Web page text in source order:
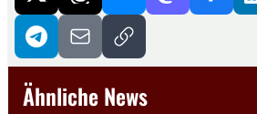
Ähnliche News